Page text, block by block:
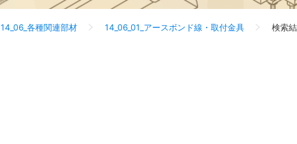
14_06_各種関連部材 14_06_01_アースボンド線・取付金具 検索